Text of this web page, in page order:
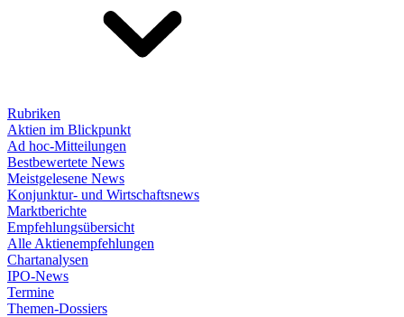
Rubriken
Aktien im Blickpunkt
Ad hoc-Mitteilungen
Bestbewertete News
Meistgelesene News
Konjunktur- und Wirtschaftsnews
Marktberichte
Empfehlungsübersicht
Alle Aktienempfehlungen
Chartanalysen
IPO-News
Termine
Themen-Dossiers